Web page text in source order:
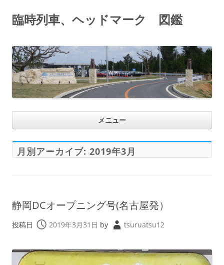
臨時列車、ヘッドマーク 図鑑
メニュー
月別アーカイブ: 2019年3月
静岡DCオープニング号(名古屋発）
投稿日 2019年3月31日 by tsuruatsu12